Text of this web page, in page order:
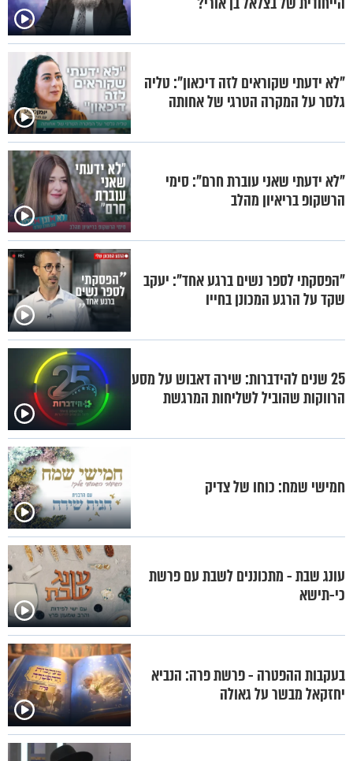
"לא ידעתי שקוראים לזה דיכאון": טליה
גלסר על המקרה הטרגי של אחותה
"לא ידעתי שאני עוברת חרם": סימי
הרשקופ בריאיון מהלב
"הפסקתי לספר נשים ברגע אחד": יעקב
שקד על הרגע המכונן בחייו
25 שנים להידברות: שירה דאבוש על מסע
הרווקות שהוביל לשליחות המרגשת
חמישי שמח: כוחו של צדיק
עונג שבת - מתכוננים לשבת עם פרשת
כי-תישא
בעקבות ההפטרה - פרשת פרה: הנביא
יחזקאל מבשר על גאולה